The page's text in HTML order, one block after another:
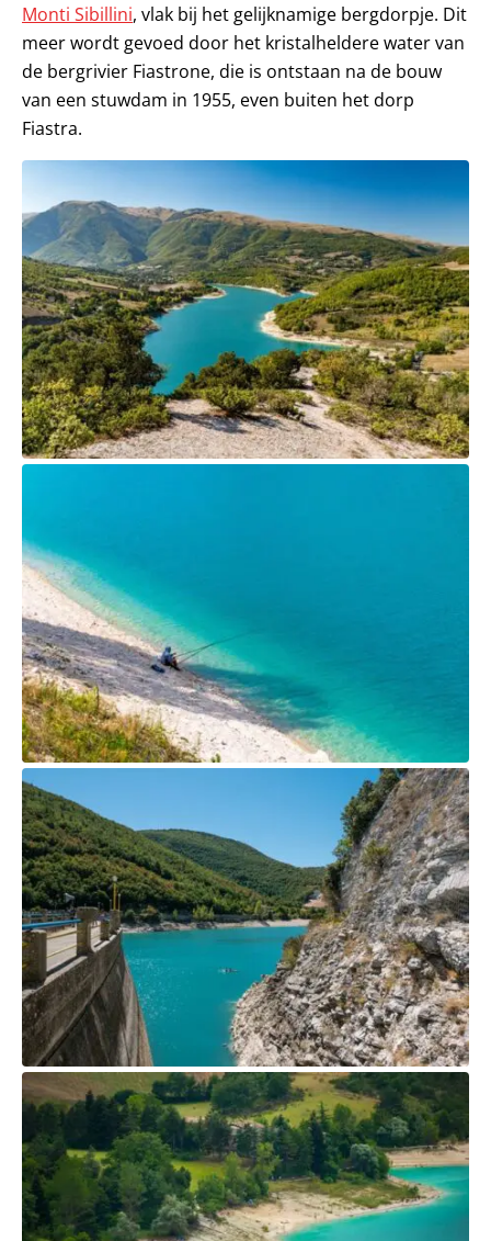
Monti Sibillini, vlak bij het gelijknamige bergdorpje. Dit
meer wordt gevoed door het kristalheldere water van
de bergrivier Fiastrone, die is ontstaan na de bouw
van een stuwdam in 1955, even buiten het dorp
Fiastra.